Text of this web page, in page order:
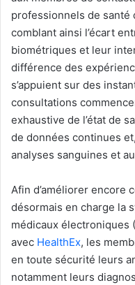
professionnels de santé
comblant ainsi l’écart
biométriques et leur
différence des
s’appuient sur des
consultations
exhaustive de l’état de
de données continues
analyses sanguines et
Afin d’améliorer encore
désormais en charge la
médicaux électroniques
avec HealthEx, les
en toute sécurité leurs
notamment leurs